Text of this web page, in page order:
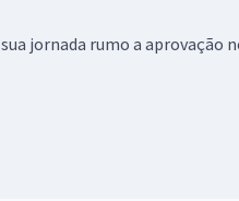
jornada rumo a aprovação